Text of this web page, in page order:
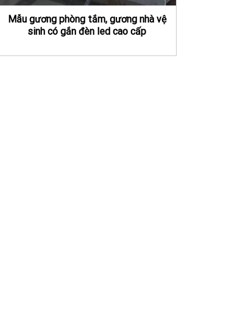
Mẫu gương phòng tắm, gương nhà vệ
sinh có gắn đèn led cao cấp